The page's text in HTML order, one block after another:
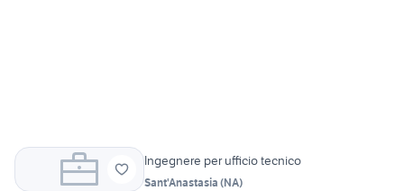
Ingegnere per ufficio tecnico
Sant'Anastasia (NA)